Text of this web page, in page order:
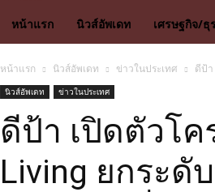
หน้าแรก
นิวส์อัพเดท เศรษฐกิจ/ธุ
หน้าแรก นิวส์อัพเดท ข่าวในประเทศ ดีป้า
นิวส์อัพเดท ข่าวในประเทศ
ดีป้า เปิดตัวโค
Living ยกระ